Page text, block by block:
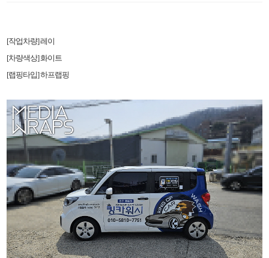
[작업차량] 레이
[차량색상] 화이트
[랩핑타입] 하프랩핑